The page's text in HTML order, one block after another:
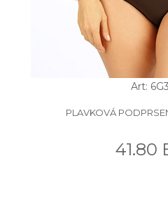
Art:
PLAVKOVÁ
41.80